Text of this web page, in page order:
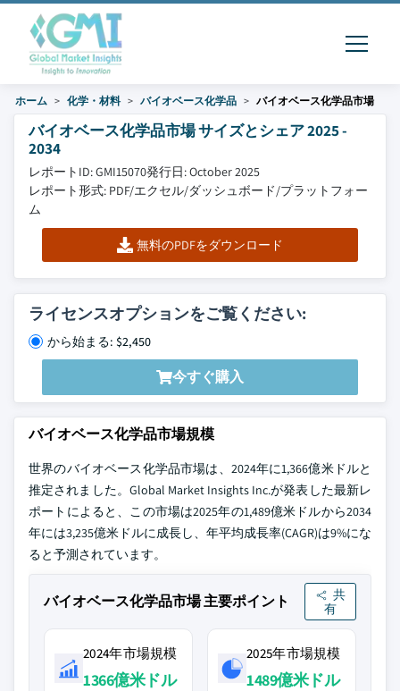
ホーム 化学・材料 バイオベース化学品 バイオベース化学品市場
バイオベース化学品市場 サイズとシェア 2025 -
2034
レポートID: GMI15070発行日: October 2025
レポート形式: PDF/エクセル/ダッシュボード/プラットフォー
ム
無料のPDFをダウンロード
ライセンスオプションをご覧ください:
から始まる: $2,450
今すぐ購入
バイオベース化学品市場規模
世界のバイオベース化学品市場は、2024年に1,366億米ドルと
推定されました。Global Market Insights Inc.が発表した最新レ
ポートによると、この市場は2025年の1,489億米ドルから2034
年には3,235億米ドルに成長し、年平均成長率(CAGR)は9%にな
ると予測されています。
バイオベース化学品市場 主要ポイント
共
有
2024年市場規模
1366億米ドル
2025年市場規模
1489億米ドル